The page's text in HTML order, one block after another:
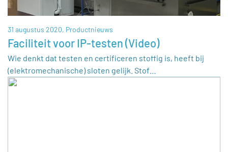
31 augustus 2020, Productnieuws
Faciliteit voor IP-testen (Video)
Wie denkt dat testen en certificeren stoffig is, heeft bij
(elektromechanische) sloten gelijk. Stof…